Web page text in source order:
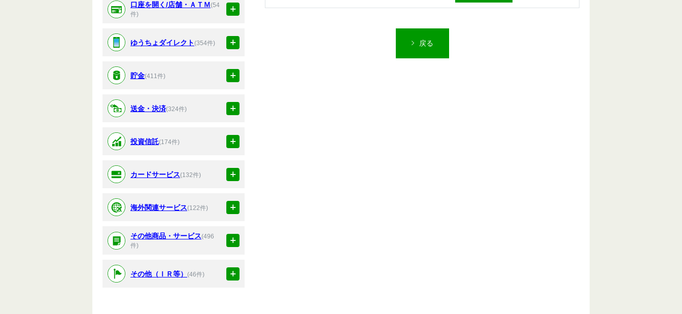
口座を開く/店舗・ＡＴＭ(54
件)
ゆうちょダイレクト(354件)
貯金(411件)
送金・決済(324件)
投資信託(174件)
カードサービス(132件)
海外関連サービス(122件)
その他商品・サービス(496
件)
その他（ＩＲ等） (46件)
戻る